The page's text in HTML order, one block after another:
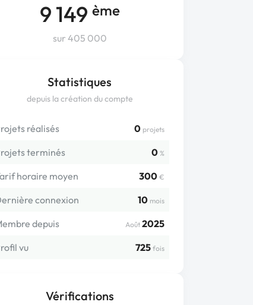
9 149 ème
sur 405 000
Statistiques
depuis la création du compte
réalisés 0 projets
terminés 0 %
horaire moyen 300 €
connexion 10 mois
depuis Août 2025
vu
725 fois
Vérifications